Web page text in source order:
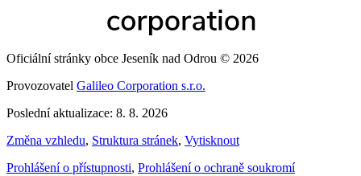
Oficiální stránky obce Jeseník nad Odrou © 2026
Provozovatel Galileo Corporation s.r.o.
Poslední aktualizace: 8. 8. 2026
Změna vzhledu, Struktura stránek, Vytisknout
Prohlášení o přístupnosti, Prohlášení o ochraně soukromí